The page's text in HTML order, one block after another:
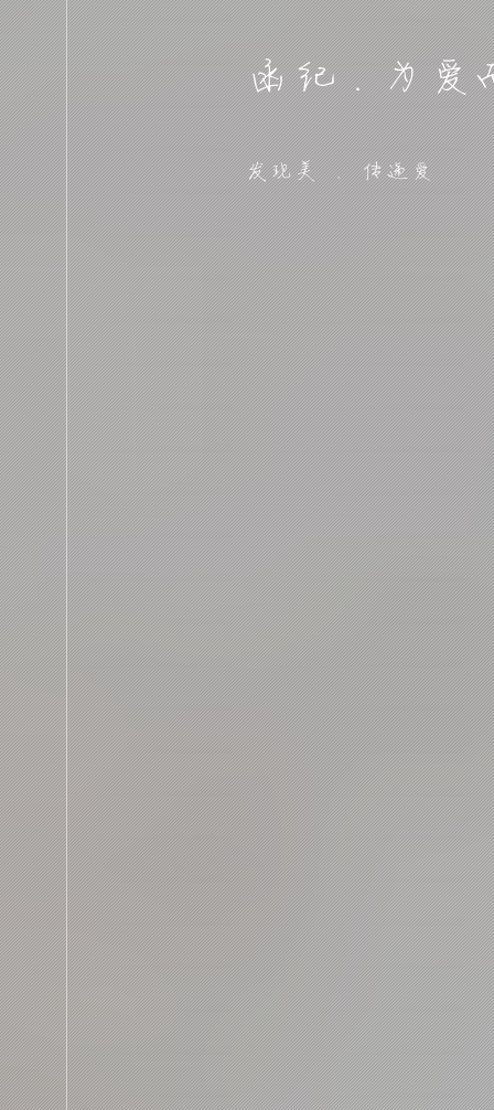
函纪 . 为爱
发现美 . 传递爱